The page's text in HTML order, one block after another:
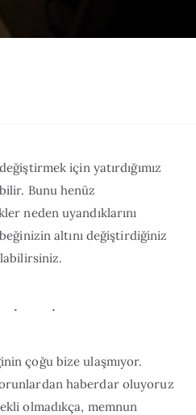
için yatırdığımız
Bunu henüz
neden uyandıklarını
altını değiştirdiğiniz
çoğu bize ulaşmıyor.
haberdar oluyoruz
olmadıkça, memnun